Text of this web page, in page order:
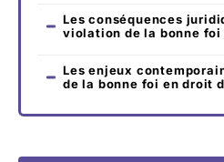
Les conséquences
violation de la bonne foi
Les enjeux
de la bonne foi en droit